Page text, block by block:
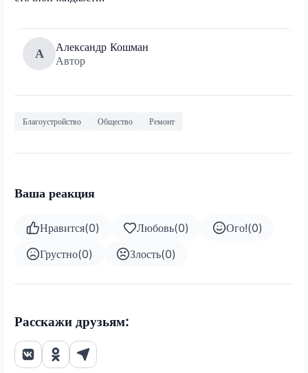
А
Александр Кошман
Автор
Благоустройство Общество Ремонт
Ваша реакция
Нравится(0) Любовь(0) Ого!(0)
Грустно(0) Злость(0)
Расскажи друзьям: